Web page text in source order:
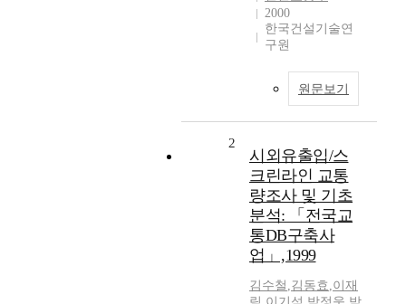
2000
한국건설기술연
구원
원문보기
2
시외유출입/스
크린라인 교통
량조사 및 기초
분석: 「전국교
통DB구축사
업」,1999
김수철 ,김동효 ,이재